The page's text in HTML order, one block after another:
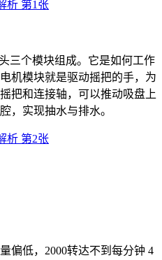
三个模块组成。它是如何工作
机模块就是驱动摇把的手，为
把和连接轴，可以推动吸盘上
，实现抽水与排水。
偏低，2000转达不到每分钟 4